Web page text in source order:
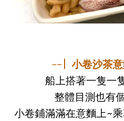
--| 小卷沙茶
船上搭著一隻一
整體目測也有
小卷鋪滿滿在意麵上~